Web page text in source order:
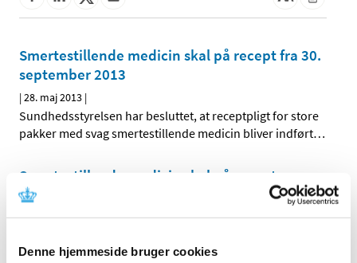
Denne hjemmeside bruger cookies
Smertestillende medicin skal på recept fra 30.
september 2013
|28. maj 2013 |
Sundhedsstyrelsen har besluttet, at receptpligt for store
pakker med svag smertestillende medicin bliver indført…
Smertestillende medicin skal på recept
|5. april 2013
Fremover kan man kun købe store pakker med svag